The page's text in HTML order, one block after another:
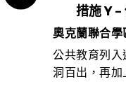
措施 Y
奧克蘭聯合學
公共教育列
洞百出，再